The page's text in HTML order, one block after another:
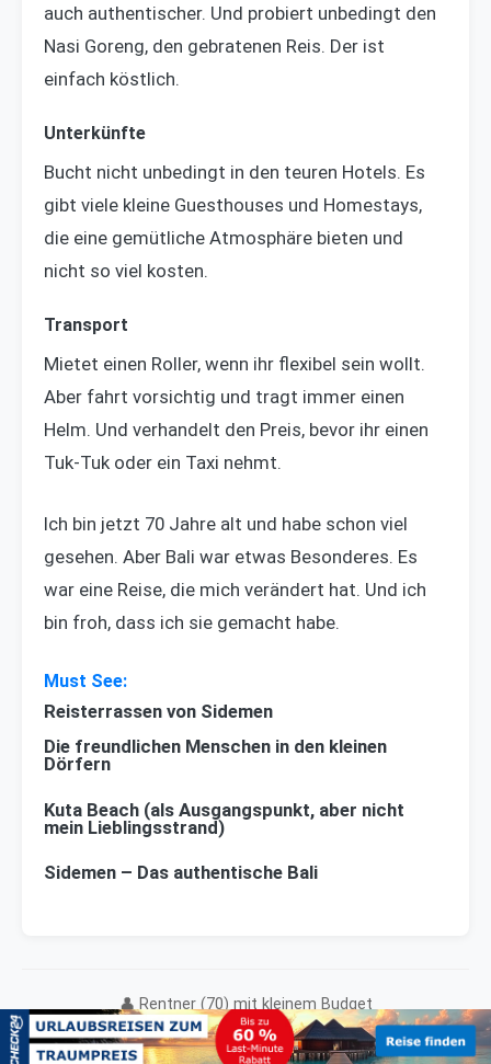
auch authentischer. Und probiert unbedingt den
Nasi Goreng, den gebratenen Reis. Der ist
einfach köstlich.
Unterkünfte
Bucht nicht unbedingt in den teuren Hotels. Es
gibt viele kleine Guesthouses und Homestays,
die eine gemütliche Atmosphäre bieten und
nicht so viel kosten.
Transport
Mietet einen Roller, wenn ihr flexibel sein wollt.
Aber fahrt vorsichtig und tragt immer einen
Helm. Und verhandelt den Preis, bevor ihr einen
Tuk-Tuk oder ein Taxi nehmt.
Ich bin jetzt 70 Jahre alt und habe schon viel
gesehen. Aber Bali war etwas Besonderes. Es
war eine Reise, die mich verändert hat. Und ich
bin froh, dass ich sie gemacht habe.
Reisterrassen von Sidemen
Die freundlichen Menschen in den kleinen
Dörfern
Kuta Beach (als Ausgangspunkt, aber nicht
mein Lieblingsstrand)
Sidemen – Das authentische Bali
👤 Rentner (70) mit kleinem Budget